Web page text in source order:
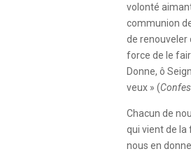
volonté
communion
de renouveler
force de le
Donne, ô
veux » (
Chacun de
qui vient de la
nous en